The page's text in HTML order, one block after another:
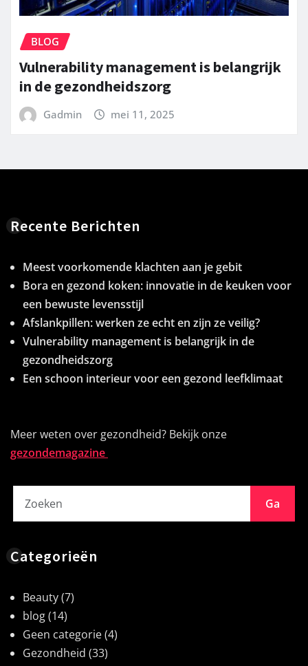
BLOG
Vulnerability management is belangrijk
in de gezondheidszorg
Gadmin mei 11, 2025
Recente Berichten
Meest voorkomende klachten aan je gebit
Bora en gezond koken: innovatie in de keuken voor
een bewuste levensstijl
Afslankpillen: werken ze echt en zijn ze veilig?
Vulnerability management is belangrijk in de
gezondheidszorg
Een schoon interieur voor een gezond leefklimaat
Meer weten over gezondheid? Bekijk onze
gezondemagazine
Ga
Categorieën
Beauty(7)
blog(14)
Geen categorie(4)
Gezondheid (33)